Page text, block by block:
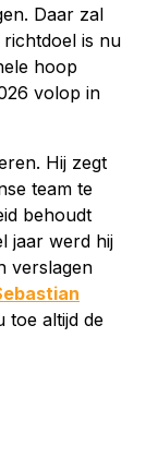
Daar zal
is nu
hoop
volop in
Hij zegt
team te
behoudt
jaar werd hij
verslagen
toe altijd de